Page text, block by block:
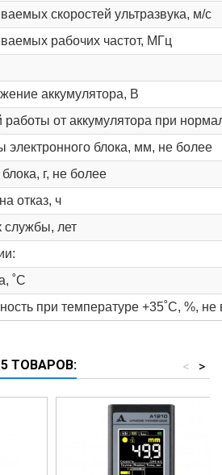
скоростей ультразвука, м/с
рабочих частот, МГц
аккумулятора, В
от аккумулятора при
электронного блока, мм, не более
г, не более
отказ, ч
службы, лет
˚С
при температуре +35˚С, %,
ТОВАРОВ: >
<